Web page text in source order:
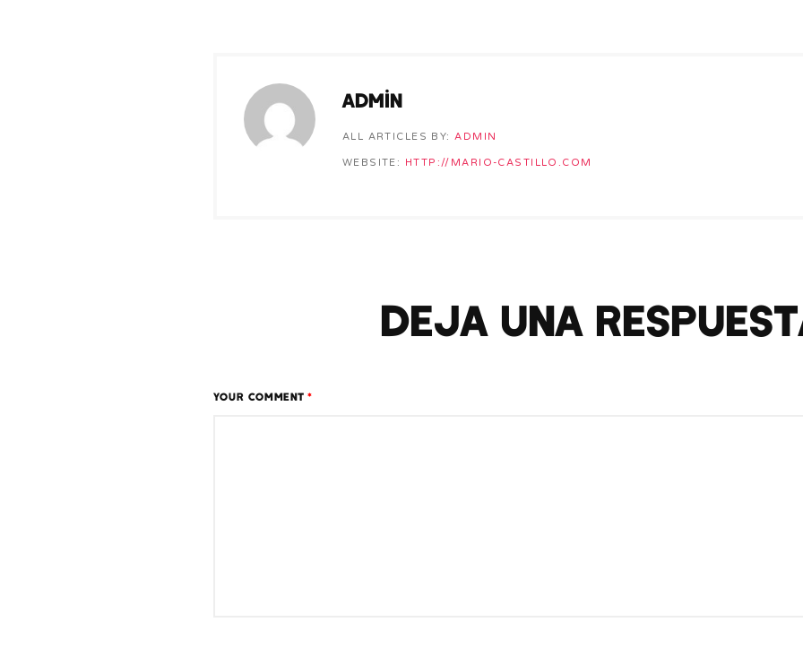
admin
ALL ARTICLES BY: ADMIN
WEBSITE: HTTP://MARIO-CASTILLO.COM
Deja una
YOUR COMMENT *